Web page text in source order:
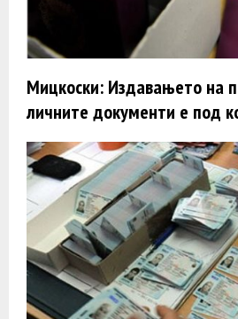
Мицкоски: Издавањето на
личните документи е под